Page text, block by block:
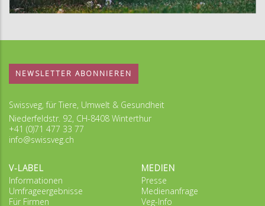
NEWSLETTER ABONNIEREN
Swissveg, für Tiere, Umwelt & Gesundheit
Niederfeldstr. 92, CH-8408 Winterthur
+41 (0)71 477 33 77
info@swissveg.ch
V-LABEL
Informationen
Umfrageergebnisse
Für Firmen
MEDIEN
Presse
Medienanfrage
Veg-Info